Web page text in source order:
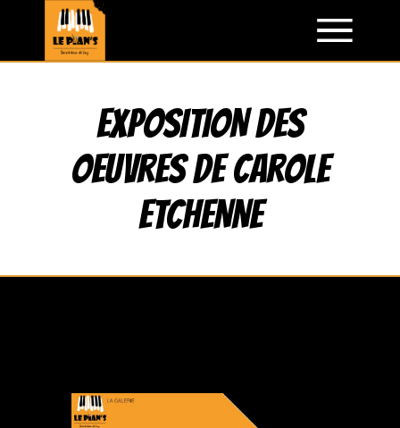
contenu
EXPOSITION des
oeuvres de Carole
ETCHENNE